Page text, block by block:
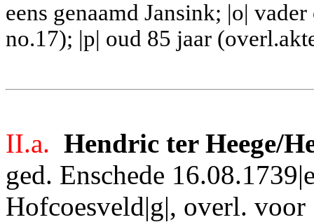
eens genaamd Jansink; |o|
no.17); |p| oud 85 jaar
II.a. Hendric ter Heege/
ged. Enschede
Hofcoesveld|g|, overl.